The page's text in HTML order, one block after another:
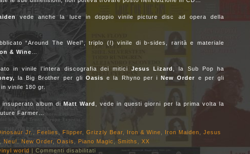
vede anche la luce in doppio vinile picture disc ad opera della
“Around The Weel”, triplo (!) vinile di b-sides, rarità e materiale
& Wine
in vinile l’intera discografia dei mitici Jesus Lizard
, la Sub Pop ha
la Big Brother per gliOasis e la Rhyno per iNew Order e per gli
vinile 180 gr.
insuperato album di Matt Ward
, vede in questi giorni per la prima volta la
Farmer…
Jr. Feelies Flipper Grizzly Bear Iron & Wine Iron Maiden
Jesus
Neu! New Order Oasis Piano Magic Smiths
XX
world | Commenti disabilitati